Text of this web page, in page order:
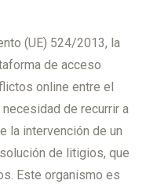
(UE) 524/2013, la
de acceso
online entre el
necesidad de recurrir a
la intervención de un
de litigios, que
Este organismo es